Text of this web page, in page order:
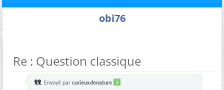
obi76
Re : Question classique
Envoyé par curieuxdenature